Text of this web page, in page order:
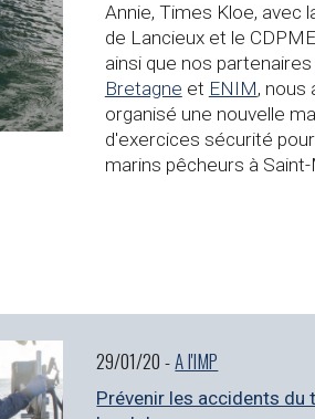
Annie, Times Kloe, avec
de Lancieux et le
ainsi que nos partenaires
Bretagne et ENIM, nous
organisé une nouvelle
d'exercices sécurité
marins pêcheurs à
29/01/20 - A l'IMP
Prévenir les accidents du